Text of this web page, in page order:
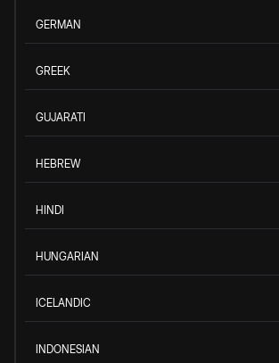
GERMAN
GREEK
GUJARATI
HEBREW
HINDI
HUNGARIAN
ICELANDIC
INDONESIAN